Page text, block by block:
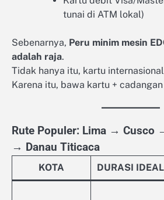
tunai di ATM lokal)
Sebenarnya, Peru minim mesin
adalah raja.
Tidak hanya itu, kartu
Karena itu, bawa kartu +
Rute Populer: Lima → Cusco
→ Danau Titicaca
KOTA DURASI IDEAL